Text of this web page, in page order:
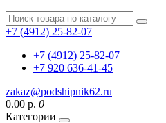
+7 (4912) 25-82-07
+7 (4912) 25-82-07
+7 920 636-41-45
zakaz@podshipnik62.ru
0.00 р. 0
Категории